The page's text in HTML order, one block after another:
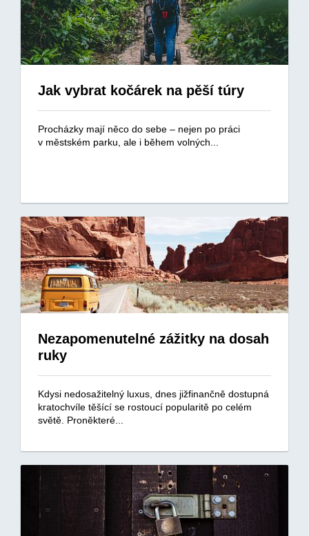
Jak vybrat kočárek na pěší túry
Procházky mají něco do sebe – nejen po práci
v městském parku, ale i během volných...
Nezapomenutelné zážitky na dosah
ruky
Kdysi nedosažitelný luxus, dnes jižfinančně dostupná
kratochvíle těšící se rostoucí popularitě po celém
světě. Proněkteré...